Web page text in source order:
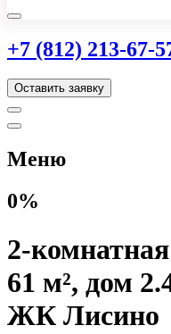
+7 (812) 213-67-
Оставить заявку
Меню
0%
2-
61 м², дом
ЖК Лисино